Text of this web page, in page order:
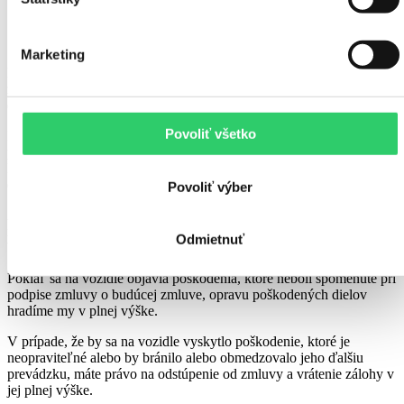
Marketing
Povoliť všetko
Povoliť výber
Odmietnuť
dohaduje individuálne.
Ihneď po doručení vozidla na našu prevádzku si prídete vozidlo
pozrieť a skontrolovať či deklarovaný stav súhlasí s naším popisom.
dispozícii zdvihák, kde si vozidlo spoločne skontrolujeme.
nestranný názor, radi uvítame vášho odborného mechanika, aby
Vám vozidlo skontroloval a diagnostikoval.
Pokiaľ sa na vozidle objavia poškodenia, ktoré neboli spomenuté pri
podpise zmluvy o budúcej zmluve, opravu poškodených dielov
hradíme my v plnej výške.
V prípade, že by sa na vozidle vyskytlo poškodenie, ktoré je
neopraviteľné alebo by bránilo alebo obmedzovalo jeho ďalšiu
prevádzku, máte právo na odstúpenie od zmluvy a vrátenie zálohy v
jej plnej výške.